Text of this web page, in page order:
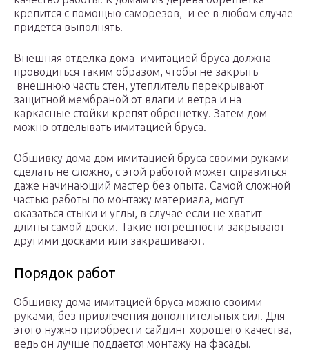
крепится с помощью саморезов, и ее в любом случае
придется выполнять.
Внешняя отделка дома имитацией бруса должна
проводиться таким образом, чтобы не закрыть
внешнюю часть стен, утеплитель перекрывают
защитной мембраной от влаги и ветра и на
каркасные стойки крепят обрешетку. Затем дом
можно отделывать имитацией бруса.
Обшивку дома дом имитацией бруса своими руками
сделать не сложно, с этой работой может справиться
даже начинающий мастер без опыта. Самой сложной
частью работы по монтажу материала, могут
оказаться стыки и углы, в случае если не хватит
длины самой доски. Такие погрешности закрывают
другими досками или закрашивают.
Порядок работ
Обшивку дома имитацией бруса можно своими
руками, без привлечения дополнительных сил. Для
этого нужно приобрести сайдинг хорошего качества,
ведь он лучше поддается монтажу на фасады.